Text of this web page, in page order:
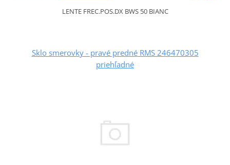
LENTE FREC.POS.DX BWS 50 BIANC
Sklo smerovky - pravé predné RMS 246470305
priehľadné